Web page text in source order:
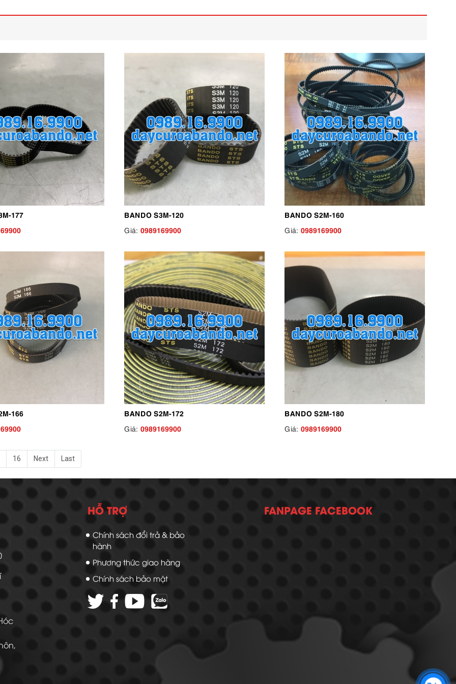
177
BANDO S3M-120
Giá: 0989169900
BANDO S2M-160
Giá: 0989169900
166
BANDO S2M-172
Giá: 0989169900
BANDO S2M-180
Giá: 0989169900
16 Next Last
HỖ TRỢ
Chính sách đổi trả & bảo
hành
Phương thức giao hàng
Chính sách bảo mật
FANPAGE FACEBOOK